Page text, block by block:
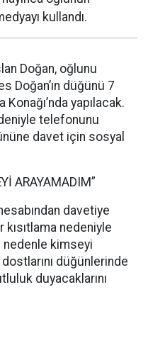
kullandı.
Doğan, oğlunu
Doğan’ın düğünü 7
yapılacak.
telefonunu
davet için sosyal
ARAYAMADIM”
davetiye
nedeniyle
nedenle kimseyi
düğünlerinde
duyacaklarını